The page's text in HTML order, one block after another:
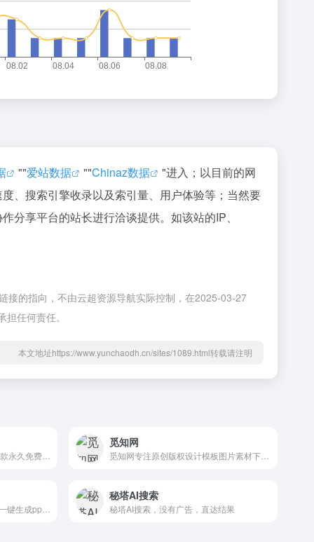
""爱站数据 ""Chinaz数据
"进入；以目前的网
、搜索引擎收录以及索引量、用户体验等；当然要
享平台的站长进行洽谈提供。如该站的IP、
接的指向，不由云超资源导航实际控制，在2025-03-27
任何责任。
本文地址https://www.yunchaodh.cn/sites/1089.html转载请注明
觅知网
秘塔AI搜索
秘塔AI搜索，没有广告，直达结果